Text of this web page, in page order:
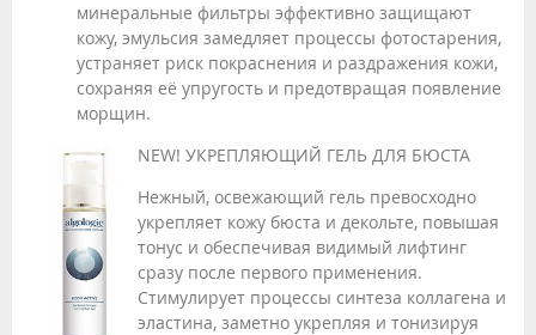
минеральные фильтры эффективно защищают
кожу, эмульсия замедляет процессы фотостарения,
устраняет риск покраснения и раздражения кожи,
сохраняя её упругость и предотвращая появление
морщин.
NEW! УКРЕПЛЯЮЩИЙ ГЕЛЬ ДЛЯ БЮСТА
Нежный, освежающий гель превосходно
укрепляет кожу бюста и декольте, повышая
тонус и обеспечивая видимый лифтинг
сразу после первого применения.
Стимулирует процессы синтеза коллагена и
эластина, заметно укрепляя и тонизируя